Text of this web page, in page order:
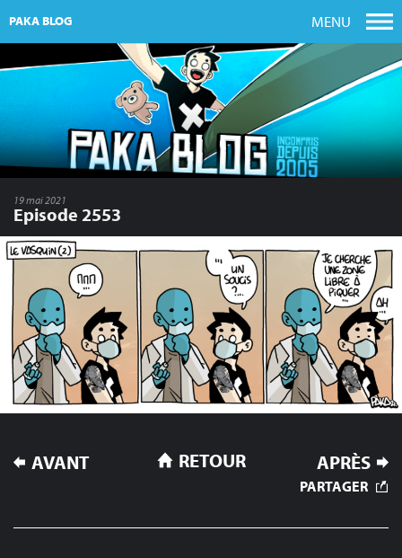
PAKA BLOG MENU
19 mai 2021
Episode 2553
NAVIGATION
DE
AVANT APRÈS
RETOUR
PARTAGER